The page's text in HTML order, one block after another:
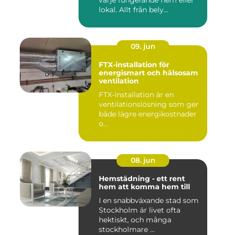
lokal. Allt från bely...
09. jun
FTX-installation för
energismart och hälsosam
ventilation
FTX-installation är en
ventilationslösning som ger
både lägre energikostnader
o...
08. jun
Hemstädning - ett rent
hem att komma hem till
I en snabbväxande stad som
Stockholm är livet ofta
hektiskt, och många
stockholmare ...